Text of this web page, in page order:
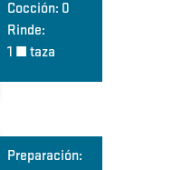
Cocción: 0
Rinde:
1 ½ taza
Preparación: